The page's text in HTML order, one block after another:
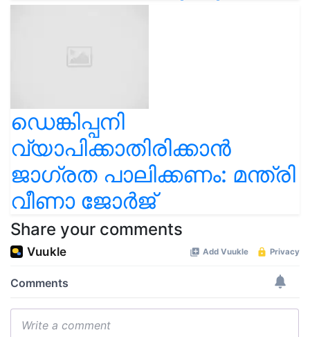
ഡെങ്കിപ്പനി
വ്യാപിക്കാതിരിക്കാൻ
ജാഗ്രത പാലിക്കണം: മന്ത്രി
വീണാ ജോർജ്
Share your comments